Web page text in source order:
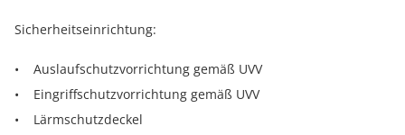
Sicherheitseinrichtung:
• Auslaufschutzvorrichtung gemäß UVV
• Eingriffschutzvorrichtung gemäß UVV
• Lärmschutzdeckel